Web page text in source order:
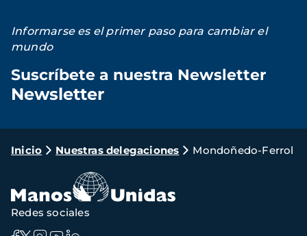
Informarse es el primer paso para cambiar el
mundo
Suscríbete a nuestra Newsletter
Newsletter
Ruta
navegación
Inicio Nuestras delegaciones Mondoñedo-Ferrol
Redes sociales